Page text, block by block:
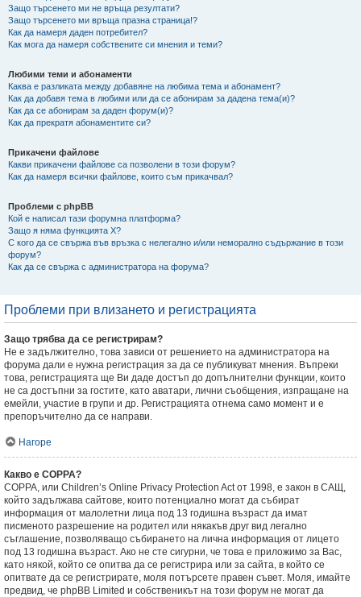
Защо търсенето ми не връща резултати?
Защо търсенето ми връща празна страница!?
Как да намеря даден потребител?
Как мога да намеря собствените си мнения и теми?
Любими теми и абонаменти
Каква е разликата между добавяне на любима тема и абонамент?
Как да добавя тема в любими или да се абонирам за дадена тема(и)?
Как да се абонирам за даден форум(и)?
Как да прекратя абонаментите си?
Прикачени файлове
Какви прикачени файлове са позволени в този форум?
Как да намеря всички файлове, които съм прикачвал?
Проблеми с phpBB
Кой е написал тази форумна платформа?
Защо я няма функцията X?
С кого да се свържа във връзка с нелегално и/или неморално съдържание в този
форум?
Как да се свържа с администратора на форума?
Проблеми при влизането и регистрацията
Защо трябва да се регистрирам?
Не е задължително, това зависи от решението на администратора на
форума дали е нужна регистрация за да се публикуват мнения. Въпреки
това, регистрацията ще Ви даде достъп до допълнителни функции, които
не са достъпни за гостите, като аватари, лични съобщения, изпращане на
емейли, участие в групи и др. Регистрацията отнема само момент и е
препоръчително да се направи.
Нагоре
Какво е COPPA?
COPPA, или Children’s Online Privacy Protection Act от 1998, е закон в САЩ,
който задължава сайтове, които потенциално могат да събират
информация от малолетни лица под 13 годишна възраст да имат
писменото разрешение на родител или някакъв друг вид легално
съглашение, позволяващо събирането на лична информация от лицето
под 13 годишна възраст. Ако не сте сигурни, че това е приложимо за Вас,
като някой, който се опитва да се регистрира или за сайта, в който се
опитвате да се регистрирате, моля потърсете правен съвет. Моля, имайте
предвид, че phpBB Limited и собственикът на този форум не могат да